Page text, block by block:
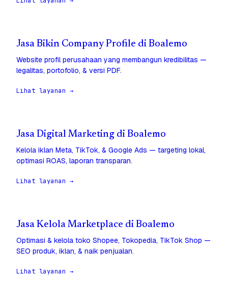
Jasa Bikin Company Profile di Boalemo
Website profil perusahaan yang membangun kredibilitas —
legalitas, portofolio, & versi PDF.
Lihat layanan →
Jasa Digital Marketing di Boalemo
Kelola iklan Meta, TikTok, & Google Ads — targeting lokal,
optimasi ROAS, laporan transparan.
Lihat layanan →
Jasa Kelola Marketplace di Boalemo
Optimasi & kelola toko Shopee, Tokopedia, TikTok Shop —
SEO produk, iklan, & naik penjualan.
Lihat layanan →